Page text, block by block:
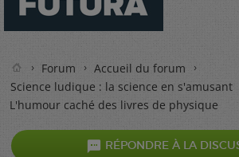
Forum
Accueil du forum
Science ludique : la science en s'amusant
L'humour caché des livres de physique
 RÉPONDRE À LA